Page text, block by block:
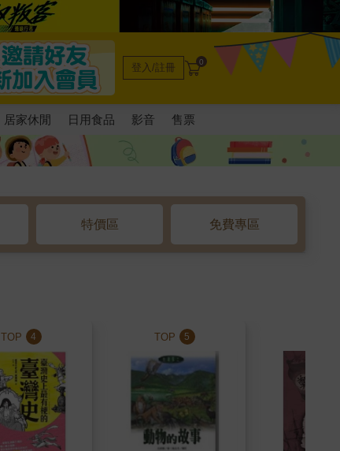
登入/註冊 0
居家休閒 日用食品 影音 售票
特價區 免費專區
TOP 4 TOP 5